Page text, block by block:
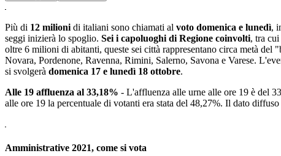
Più di 12 milioni di italiani sono chiamati al voto domenica e lunedì,
seggi inizierà lo spoglio. Sei i capoluoghi di Regione coinvolti, tra
oltre 6 milioni di abitanti, queste sei città rappresentano circa metà del
Novara, Pordenone, Ravenna, Rimini, Salerno, Savona e Varese.
si svolgerà domenica 17 e lunedì 18 ottobre.
Alle 19 affluenza al 33,18% - L'affluenza alle urne alle ore 19 è del
alle ore 19 la percentuale di votanti era stata del 48,27%. Il dato
Amministrative 2021, come si vota